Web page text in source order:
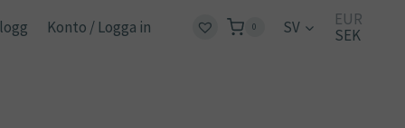
Konto / Logga in 0 SV
EUR
SEK